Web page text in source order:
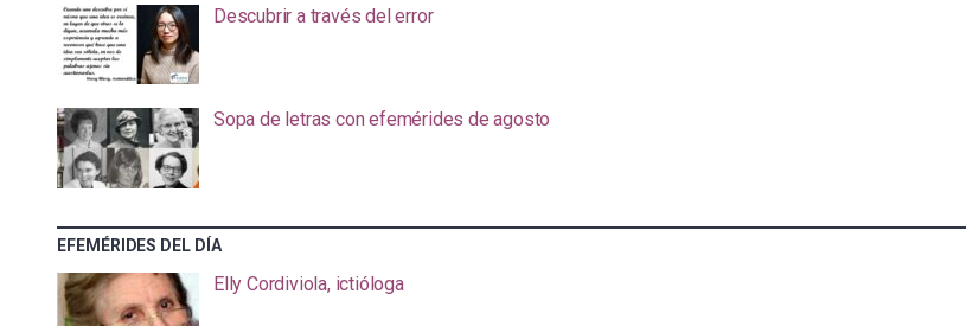
Descubrir a través del error
Sopa de letras con efemérides de agosto
EFEMÉRIDES DEL DÍA
Elly Cordiviola, ictióloga